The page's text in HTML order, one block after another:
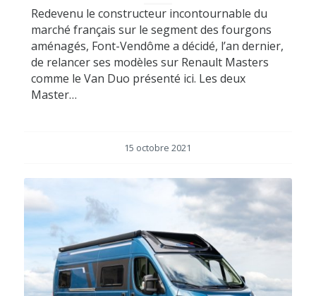
Redevenu le constructeur incontournable du
marché français sur le segment des fourgons
aménagés, Font-Vendôme a décidé, l’an dernier,
de relancer ses modèles sur Renault Masters
comme le Van Duo présenté ici. Les deux
Master…
15 octobre 2021